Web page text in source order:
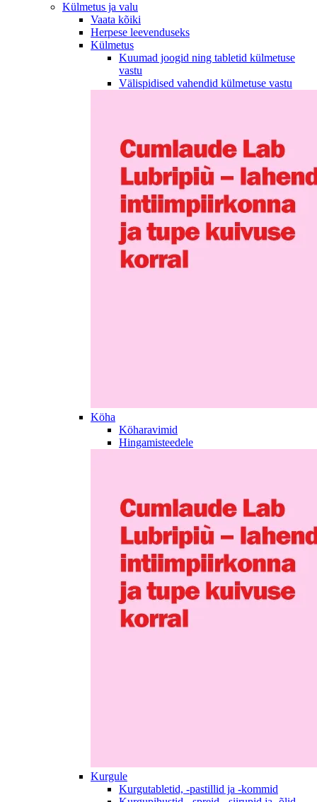
Külmetus ja valu
Vaata kõiki
Herpese leevenduseks
Külmetus
Kuumad joogid ning tabletid külmetuse
vastu
Välispidised vahendid külmetuse vastu
Köha
Köharavimid
Hingamisteedele
Kurgule
Kurgutabletid, -pastillid ja -kommid